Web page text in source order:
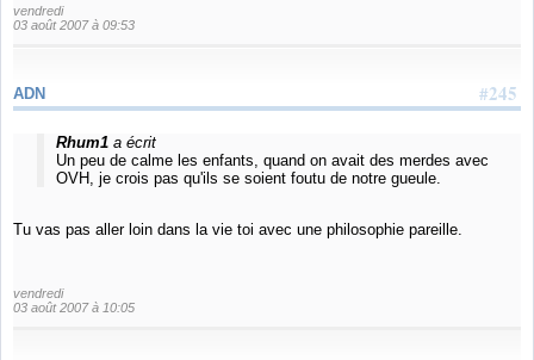
vendredi
03 août 2007 à 09:53
#245
ADN
Rhum1a écrit
Un peu de calme les enfants, quand on avait des merdes avec
OVH, je crois pas qu'ils se soient foutu de notre gueule.
Tu vas pas aller loin dans la vie toi avec une philosophie pareille.
vendredi
03 août 2007 à 10:05